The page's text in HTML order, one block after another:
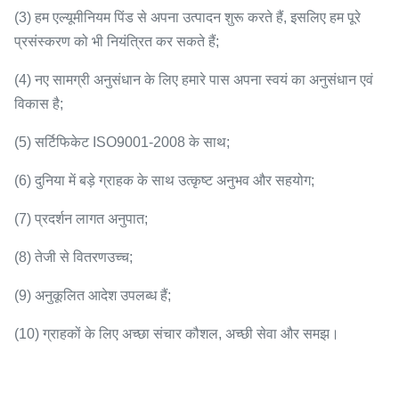
(3) हम एल्यूमीनियम पिंड से अपना उत्पादन शुरू करते हैं, इसलिए हम पूरे
प्रसंस्करण को भी नियंत्रित कर सकते हैं;
(4) नए सामग्री अनुसंधान के लिए हमारे पास अपना स्वयं का अनुसंधान एवं
विकास है;
(5) सर्टिफिकेट ISO9001-2008 के साथ;
(6) दुनिया में बड़े ग्राहक के साथ उत्कृष्ट अनुभव और सहयोग;
(7) प्रदर्शन लागत अनुपात;
(8) तेजी से वितरणउच्च;
(9) अनुकूलित आदेश उपलब्ध हैं;
(10) ग्राहकों के लिए अच्छा संचार कौशल, अच्छी सेवा और समझ।